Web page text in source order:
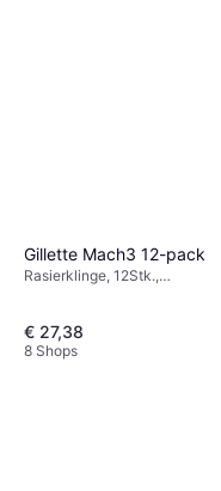
Gillette Mach3 12-pack
Rasierklinge, 12Stk.,
€ 27,38
8 Shops